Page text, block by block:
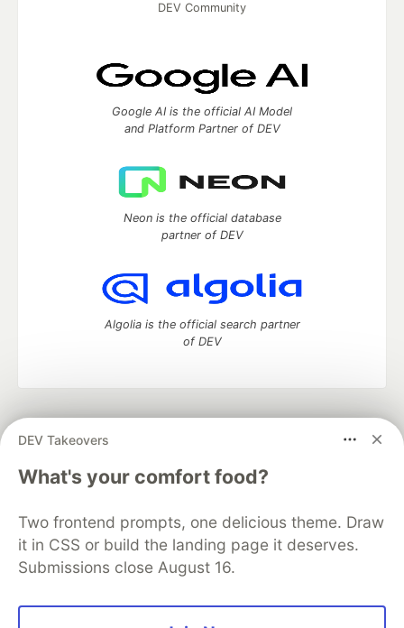
DEV Takeovers
What's your comfort food?
Two frontend prompts, one delicious theme. Draw
it in CSS or build the landing page it deserves.
Submissions close August 16.
DEV Community
Google AI is the official AI Model
and Platform Partner of DEV
Neon is the official database
partner of DEV
Algolia is the official search partner
of DEV
development and manage your software career
DEV Education Tracks
DEV Help
Advertise on DEV
Free Postgres Database
DEV Shop
MLH
Code of Conduct
Privacy Policy
Terms of Use
Built on
Forem — the open sourcesoftware that powers
and other inclusive communities.